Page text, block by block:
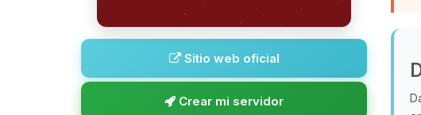
Sitio web oficial
Crear mi servidor